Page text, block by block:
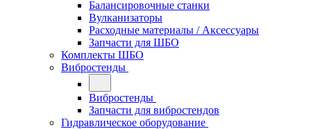
Балансировочные станки
Вулканизаторы
Расходные материалы / Аксессуары
Запчасти для ШБО
Комплекты ШБО
Вибростенды
Вибростенды
Запчасти для вибростендов
Гидравлическое оборудование